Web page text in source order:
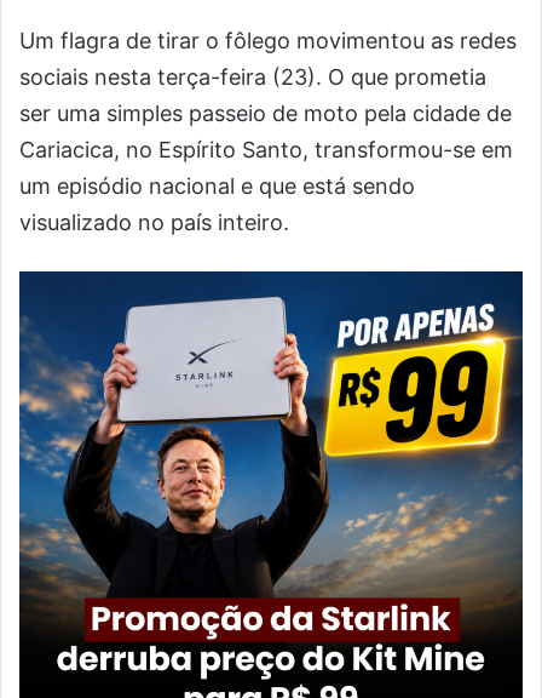
Um flagra de tirar o fôlego movimentou as redes
sociais nesta terça-feira (23). O que prometia
ser uma simples passeio de moto pela cidade de
Cariacica, no Espírito Santo, transformou-se em
um episódio nacional e que está sendo
visualizado no país inteiro.